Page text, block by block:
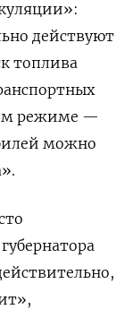
действуют
топлива
режиме —
можно
губернатора